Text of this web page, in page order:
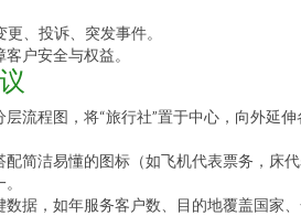
、投诉、突发事件。
户安全与权益。
层流程图，将“旅行社”置于中心，向外延伸
配简洁易懂的图标（如飞机代表票务，床
数据，如年服务客户数、目的地覆盖国家